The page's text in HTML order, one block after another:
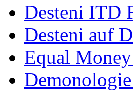
Desteni ITD
Desteni auf
Equal